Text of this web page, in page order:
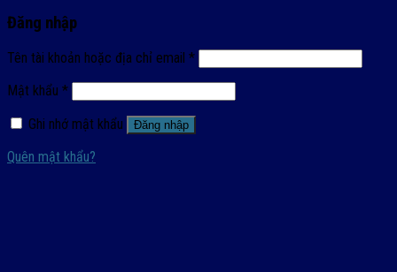
Đăng nhập
Tên tài khoản hoặc địa chỉ email *
Mật khẩu *
Ghi nhớ mật khẩu
Đăng nhập
Quên mật khẩu?